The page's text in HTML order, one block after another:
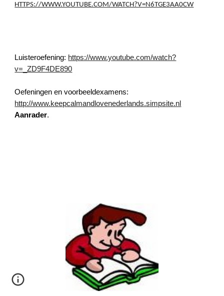
HTTPS://WWW.YOUTUBE.COM/WATCH?V=N6TGE3AA0CW
Luisteroefening: https://www.youtube.com/watch?
v=_ZD9F4DE890
Oefeningen en voorbeeldexamens:
http://www.keepcalmandlovenederlands.simpsite.nl
Aanrader.